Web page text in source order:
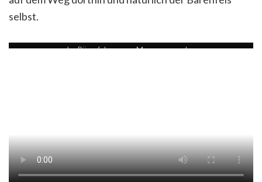
selbst.
der Bärenfelsen vom Meer aus gesehen